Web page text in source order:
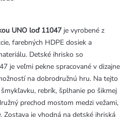
UNO loď 11047 je vyrobené z
farebných HDPE dosiek a
Detské ihrisko so
je veľmi pekne spracované v dizajne
na dobrodružnú hru. Na tejto
rebrík, šplhanie po šikmej
prechod mostom medzi vežami,
Zostava je vhodná na detské ihriská